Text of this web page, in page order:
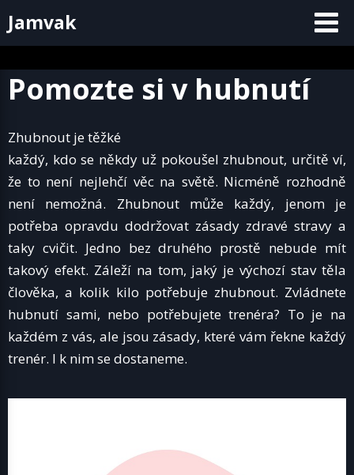
toJamvak
Pomozte si v hubnutí
Zhubnout je těžké
každý, kdo se někdy už pokoušel zhubnout, určitě ví,
že to není nejlehčí věc na světě. Nicméně rozhodně
není nemožná. Zhubnout může každý, jenom je
potřeba opravdu dodržovat zásady zdravé stravy a
taky cvičit. Jedno bez druhého prostě nebude mít
takový efekt. Záleží na tom, jaký je výchozí stav těla
člověka, a kolik kilo potřebuje zhubnout. Zvládnete
hubnutí sami, nebo potřebujete trenéra? To je na
každém z vás, ale jsou zásady, které vám řekne každý
trenér. I k nim se dostaneme.